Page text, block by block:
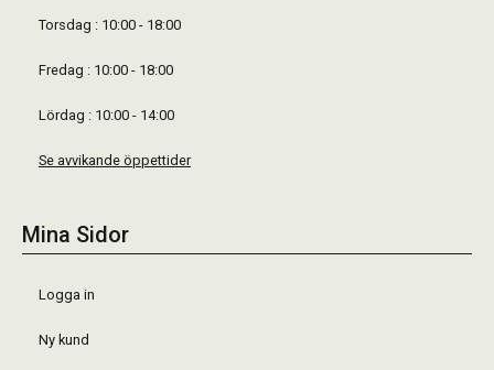
Torsdag : 10:00 - 18:00
Fredag : 10:00 - 18:00
Lördag : 10:00 - 14:00
Se avvikande öppettider
Mina Sidor
Logga in
Ny kund